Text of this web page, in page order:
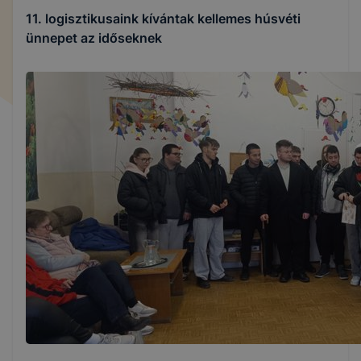
11. logisztikusaink kívántak kellemes húsvéti
ünnepet az időseknek